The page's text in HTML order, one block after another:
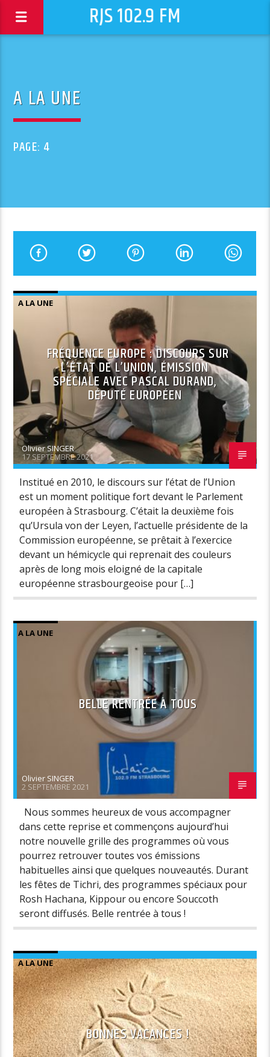
RJS 102.9 FM
A LA UNE
PAGE: 4
A LA UNE
FRÉQUENCE EUROPE : DISCOURS SUR
L’ÉTAT DE L’UNION, ÉMISSION
SPÉCIALE AVEC PASCAL DURAND,
DÉPUTÉ EUROPÉEN
Olivier SINGER
17 SEPTEMBRE 2021
Institué en 2010, le discours sur l’état de l’Union
est un moment politique fort devant le Parlement
européen à Strasbourg. C’était la deuxième fois
qu’Ursula von der Leyen, l’actuelle présidente de la
Commission européenne, se prêtait à l’exercice
devant un hémicycle qui reprenait des couleurs
après de long mois eloigné de la capitale
européenne strasbourgeoise pour […]
A LA UNE
BELLE RENTRÉE À TOUS
Olivier SINGER
2 SEPTEMBRE 2021
Nous sommes heureux de vous accompagner
dans cette reprise et commençons aujourd’hui
notre nouvelle grille des programmes où vous
pourrez retrouver toutes vos émissions
habituelles ainsi que quelques nouveautés. Durant
les fêtes de Tichri, des programmes spéciaux pour
Rosh Hachana, Kippour ou encore Souccoth
seront diffusés. Belle rentrée à tous !
A LA UNE
BONNES VACANCES !